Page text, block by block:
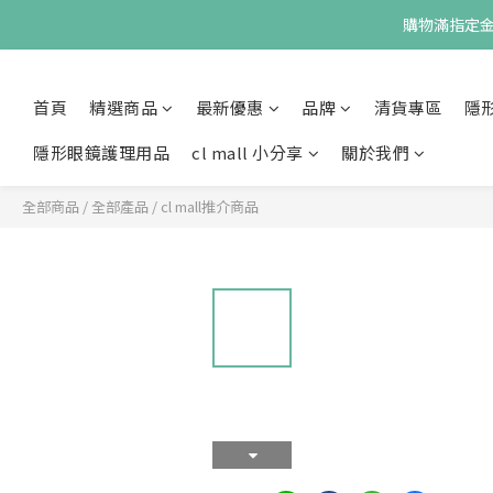
購物滿指定
首頁 精選商品 最新優惠 品牌 清貨專區
隱
隱形眼鏡護理用品
cl mall 小分享 關於我們
全部商品 / 全部產品 / cl mall推介商品